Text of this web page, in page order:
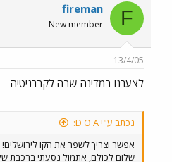
F
fireman
New member
13/4/05
לצערנו במדינה שבה לקברניטיה
נכתב ע"י D O A:
אפשר וצריך לשפר את הקו לירושלים!